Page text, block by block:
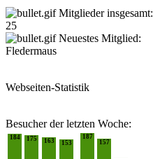
Mitglieder insgesamt:
25
Neuestes Mitglied:
Fledermaus
Webseiten-Statistik
Besucher der letzten Woche:
184 175 163 153
187
157